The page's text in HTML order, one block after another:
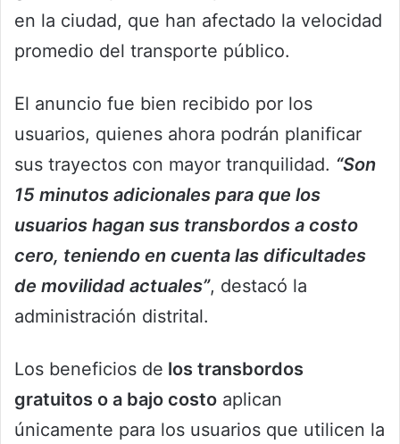
en la ciudad, que han afectado la velocidad
promedio del transporte público.
El anuncio fue bien recibido por los
usuarios, quienes ahora podrán planificar
sus trayectos con mayor tranquilidad. “Son
15 minutos adicionales para que los
usuarios hagan sus transbordos a costo
cero, teniendo en cuenta las dificultades
de movilidad actuales”, destacó la
administración distrital.
Los beneficios de los transbordos
gratuitos o a bajo costo aplican
únicamente para los usuarios que utilicen la